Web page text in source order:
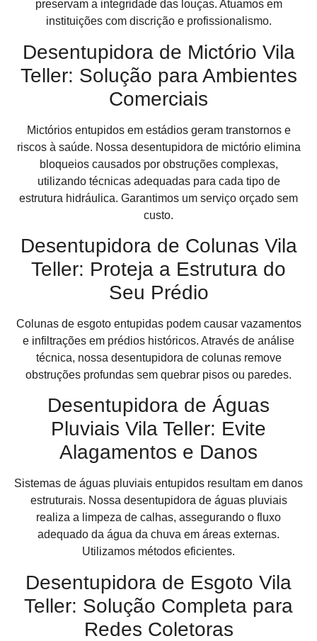
preservam a integridade das louças. Atuamos em
instituições com discrição e profissionalismo.
Desentupidora de Mictório Vila
Teller: Solução para Ambientes
Comerciais
Mictórios entupidos em estádios geram transtornos e
riscos à saúde. Nossa desentupidora de mictório elimina
bloqueios causados por obstruções complexas,
utilizando técnicas adequadas para cada tipo de
estrutura hidráulica. Garantimos um serviço orçado sem
custo.
Desentupidora de Colunas Vila
Teller: Proteja a Estrutura do
Seu Prédio
Colunas de esgoto entupidas podem causar vazamentos
e infiltrações em prédios históricos. Através de análise
técnica, nossa desentupidora de colunas remove
obstruções profundas sem quebrar pisos ou paredes.
Desentupidora de Águas
Pluviais Vila Teller: Evite
Alagamentos e Danos
Sistemas de águas pluviais entupidos resultam em danos
estruturais. Nossa desentupidora de águas pluviais
realiza a limpeza de calhas, assegurando o fluxo
adequado da água da chuva em áreas externas.
Utilizamos métodos eficientes.
Desentupidora de Esgoto Vila
Teller: Solução Completa para
Redes Coletoras